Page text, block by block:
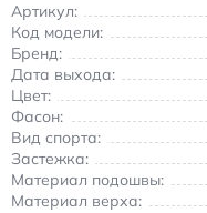
кроссовки
использования и
легко сочетается с
современный образ.
городских прогулок в
14 кроссовки для бега
Артикул:
Код модели:
Бренд:
Дата выхода:
Цвет:
Фасон:
Вид спорта:
Застежка:
Материал подошвы:
Материал верха: